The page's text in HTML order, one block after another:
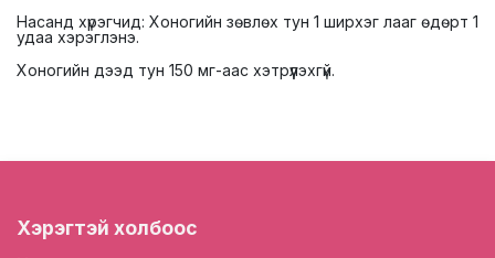
Насанд хүрэгчид: Хоногийн зөвлөх тун 1 ширхэг лааг өдөрт 1
удаа хэрэглэнэ.
Хоногийн дээд тун 150 мг-аас хэтрүүлэхгүй.
Хэрэгтэй холбоос